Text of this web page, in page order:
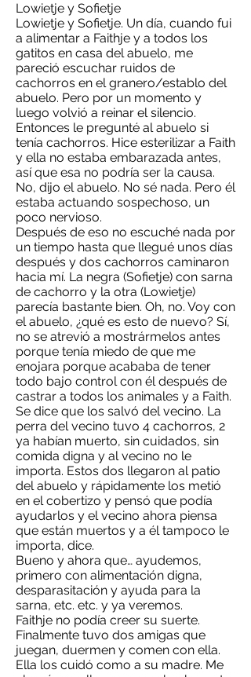
Lowietje y Sofietje
Lowietje y Sofietje. Un día, cuando fui
a alimentar a Faithje y a todos los
gatitos en casa del abuelo, me
pareció escuchar ruidos de
cachorros en el granero/establo del
abuelo. Pero por un momento y
luego volvió a reinar el silencio.
Entonces le pregunté al abuelo si
tenía cachorros. Hice esterilizar a Faith
y ella no estaba embarazada antes,
así que esa no podría ser la causa.
No, dijo el abuelo. No sé nada. Pero él
estaba actuando sospechoso, un
poco nervioso.
Después de eso no escuché nada por
un tiempo hasta que llegué unos días
después y dos cachorros caminaron
hacia mí. La negra (Sofietje) con sarna
de cachorro y la otra (Lowietje)
parecía bastante bien. Oh, no. Voy con
el abuelo, ¿qué es esto de nuevo? Sí,
no se atrevió a mostrármelos antes
porque tenía miedo de que me
enojara porque acababa de tener
todo bajo control con él después de
castrar a todos los animales y a Faith.
Se dice que los salvó del vecino. La
perra del vecino tuvo 4 cachorros, 2
ya habían muerto, sin cuidados, sin
comida digna y al vecino no le
importa. Estos dos llegaron al patio
del abuelo y rápidamente los metió
en el cobertizo y pensó que podía
ayudarlos y el vecino ahora piensa
que están muertos y a él tampoco le
importa, dice.
Bueno y ahora que… ayudemos,
primero con alimentación digna,
desparasitación y ayuda para la
sarna, etc. etc. y ya veremos.
Faithje no podía creer su suerte.
Finalmente tuvo dos amigas que
juegan, duermen y comen con ella.
Ella los cuidó como a su madre. Me